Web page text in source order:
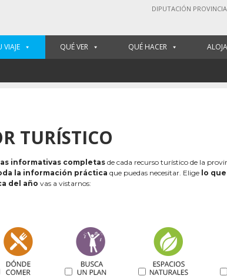
DIPUTACIÓN
QUÉ VER QUÉ HACER
TURÍSTICO
informativas completas de cada recurso turístico de la
la información práctica que puedas necesitar. Elige lo
del año vas a vistarnos: